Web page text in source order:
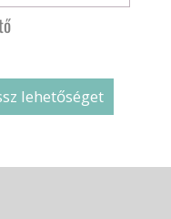
lehetőséget